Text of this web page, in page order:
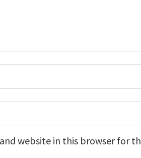
website in this browser for